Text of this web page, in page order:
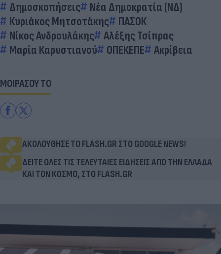
Δημοσκοπήσεις
Νέα Δημοκρατία (ΝΔ)
Κυριάκος Μητσοτάκης
ΠΑΣΟΚ
Νίκος Ανδρουλάκης
Αλέξης Τσίπρας
Μαρία Καρυστιανού
ΟΠΕΚΕΠΕ Ακρίβεια
ΜΟΙΡΑΣΟΥ ΤΟ
ΑΚΟΛΟΥΘΗΣΕ ΤΟ FLASH.GR ΣΤΟ GOOGLE NEWS!
ΔΕΙΤΕ ΟΛΕΣ ΤΙΣ ΤΕΛΕΥΤΑΙΕΣ ΕΙΔΗΣΕΙΣ ΑΠΟ ΤΗΝ ΕΛΛΑΔΑ
ΚΑΙ ΤΟΝ ΚΟΣΜΟ, ΣΤΟ FLASH.GR